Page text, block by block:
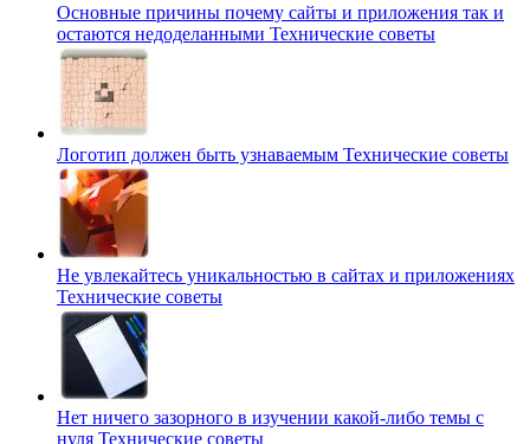
Основные причины почему сайты и приложения так и
остаются недоделанными Технические советы
Логотип должен быть узнаваемым Технические советы
Не увлекайтесь уникальностью в сайтах и приложениях
Технические советы
Нет ничего зазорного в изучении какой-либо темы с
нуля Технические советы